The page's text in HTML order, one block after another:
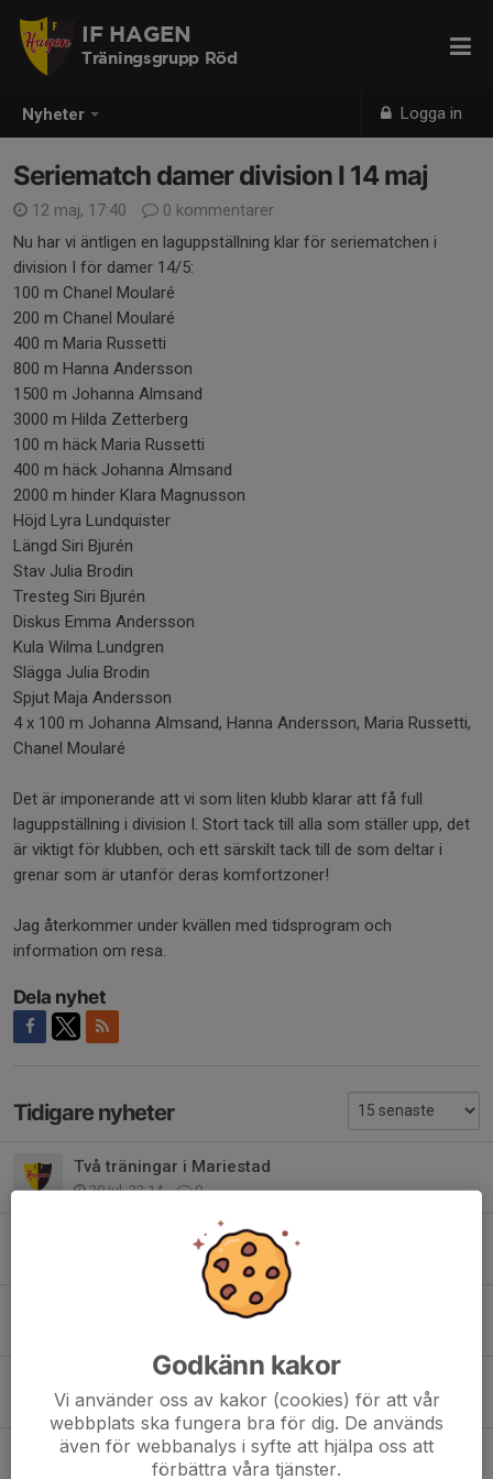
Nyheter Logga in
IF HAGEN
Träningsgrupp Röd
Seriematch damer division I 14 maj
12 maj, 17:40
0 kommentarer
Nu har vi äntligen en laguppställning klar för seriematchen i
division I för damer 14/5:
100 m Chanel Moularé
200 m Chanel Moularé
400 m Maria Russetti
800 m Hanna Andersson
1500 m Johanna Almsand
3000 m Hilda Zetterberg
100 m häck Maria Russetti
400 m häck Johanna Almsand
2000 m hinder Klara Magnusson
Höjd Lyra Lundquister
Längd Siri Bjurén
Stav Julia Brodin
Tresteg Siri Bjurén
Diskus Emma Andersson
Kula Wilma Lundgren
Slägga Julia Brodin
Spjut Maja Andersson
4 x 100 m Johanna Almsand, Hanna Andersson, Maria Russetti,
Chanel Moularé
Det är imponerande att vi som liten klubb klarar att få full
laguppställning i division I. Stort tack till alla som ställer upp, det
är viktigt för klubben, och ett särskilt tack till de som deltar i
grenar som är utanför deras komfortzoner!
Jag återkommer under kvällen med tidsprogram och
information om resa.
Dela nyhet
Tidigare nyheter
Två träningar i Mariestad
20 jul, 22:14 0
Resultattävling i Göteborg lördag 18/7
Dagens träning flyttas till LSC
Träningen under juli
30 jun, 17:51 0
Ingen cirkelträning onsdag 17/6
16 jun, 23:25 0
Godkänn kakor
Vi använder oss av kakor (cookies) för att vår
webbplats ska fungera bra för dig. De används
även för webbanalys i syfte att hjälpa oss att
förbättra våra tjänster.